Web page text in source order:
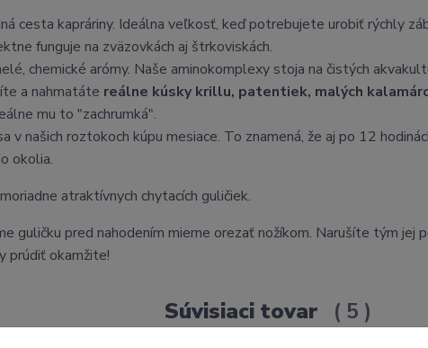
cesta kapráriny. Ideálna veľkosť, keď potrebujete urobiť rýchly
funguje na zväzovkách aj štrkoviskách.
chemické arómy. Naše aminokomplexy stoja na čistých
a nahmatáte reálne kúsky krillu, patentiek, malých
mu to "zachrumká".
v našich roztokoch kúpu mesiace. To znamená, že aj po 12
okolia.
atraktívnych chytacích guličiek.
guličku pred nahodením mierne orezať nožíkom. Narušíte tým jej
prúdiť okamžite!
Súvisiaci tovar 5